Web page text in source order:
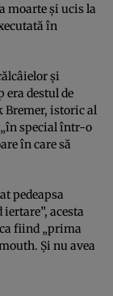
moarte și ucis la
în
și
destul de
Bremer, istoric al
special într-o
în care să
pedeapsa
acesta
fiind „prima
Și nu avea